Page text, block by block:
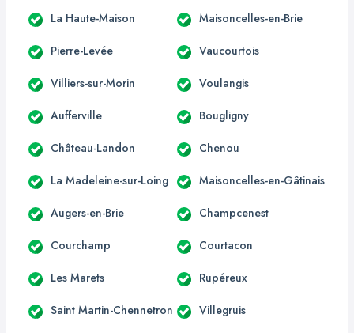
La Haute-Maison Maisoncelles-en-Brie
Pierre-Levée Vaucourtois
Villiers-sur-Morin Voulangis
Aufferville Bougligny
Château-Landon Chenou
La Madeleine-sur-Loing Maisoncelles-en-Gâtinais
Augers-en-Brie Champcenest
Courchamp Courtacon
Les Marets Rupéreux
Saint Martin-Chennetron Villegruis